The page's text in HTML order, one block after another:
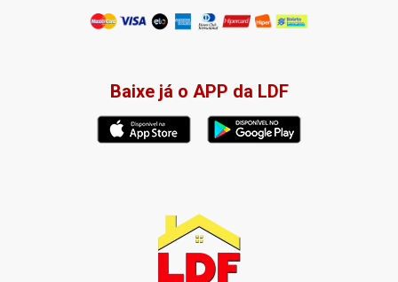
Baixe já o APP da LDF